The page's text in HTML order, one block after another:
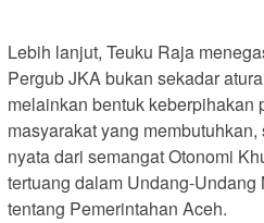
Lebih lanjut, Teuku Raja
Pergub JKA bukan sekadar
melainkan bentuk keberpihakan
masyarakat yang
nyata dari semangat Otonomi
tertuang dalam Undang-Undang
tentang Pemerintahan Aceh.